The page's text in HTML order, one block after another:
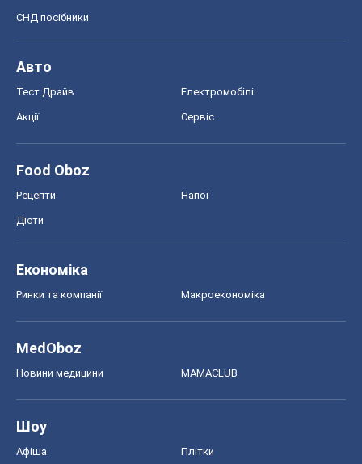
СНД посібники
Авто
Тест Драйв Електромобілі
Акції Сервіс
Food Oboz
Рецепти Напої
Дієти
Економіка
Ринки та компанії Макроекономіка
MedOboz
Новини медицини MAMACLUB
Шоу
Афіша Плітки